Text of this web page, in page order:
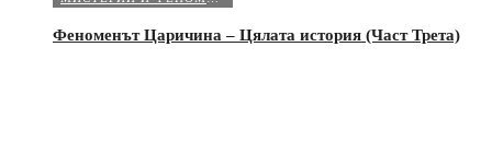
Феноменът Царичина – Цялата история (Част Трета)